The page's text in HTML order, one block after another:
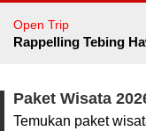
Open Trip
Rappelling Tebing
Paket Wisata
Temukan paket